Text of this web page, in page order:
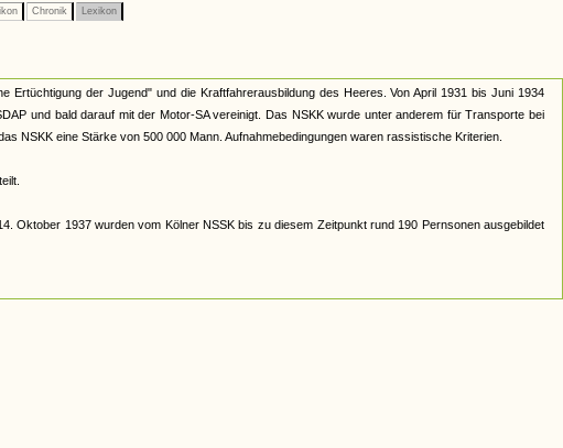
Chronik Lexikon
Ertüchtigung der Jugend" und die Kraftfahrerausbildung des Heeres. Von April 1931 bis Juni 1934
und bald darauf mit der Motor-SA vereinigt. Das NSKK wurde unter anderem für Transporte bei
NSKK eine Stärke von 500 000 Mann. Aufnahmebedingungen waren rassistische Kriterien.
Oktober 1937 wurden vom Kölner NSSK bis zu diesem Zeitpunkt rund 190 Pernsonen ausgebildet